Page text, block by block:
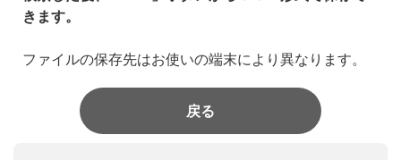
きます。
ファイルの保存先はお使いの端末により異なります。
戻る